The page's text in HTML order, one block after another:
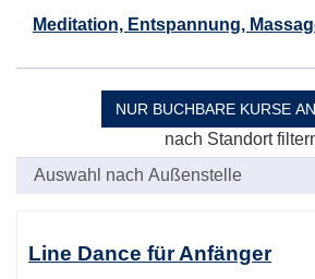
Meditation, Entspannung,
NUR BUCHBARE KURSE
nach Standort
Tabellenüberschriften
können
Line Dance für Anfänger